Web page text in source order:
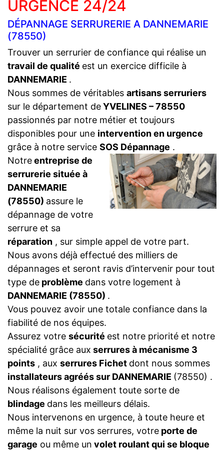
URGENCE 24/24
DÉPANNAGE SERRURERIE A DANNEMARIE
(78550)
Trouver un serrurier de confiance qui réalise un
travail de qualité est un exercice difficile à
DANNEMARIE .
Nous sommes de véritables artisans serruriers
sur le département deYVELINES – 78550
passionnés par notre métier et toujours
disponibles pour une intervention en urgence
grâce à notre service SOS Dépannage .
Notreentreprise de
serrurerie située à
DANNEMARIE
(78550) assure le
dépannage de votre
serrure et sa
réparation , sur simple appel de votre part.
Nous avons déjà effectué des milliers de
dépannages et seront ravis d’intervenir pour tout
type de problème dans votre logement à
DANNEMARIE (78550) .
Vous pouvez avoir une totale confiance dans la
fiabilité de nos équipes.
Assurez votre sécurité est notre priorité et notre
spécialité grâce aux serrures à mécanisme 3
points , aux serrures Fichet dont nous sommes
installateurs agréés sur DANNEMARIE (78550) .
Nous réalisons également toute sorte de
blindage dans les meilleurs délais.
Nous intervenons en urgence, à toute heure et
même la nuit sur vos serrures, votre porte de
garage ou même un volet roulant qui se bloque